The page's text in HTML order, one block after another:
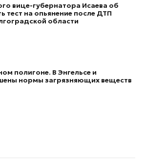
вице-губернатора Исаева об
тест на опьянение после ДТП
области
полигоне. В Энгельсе и
нормы загрязняющих веществ